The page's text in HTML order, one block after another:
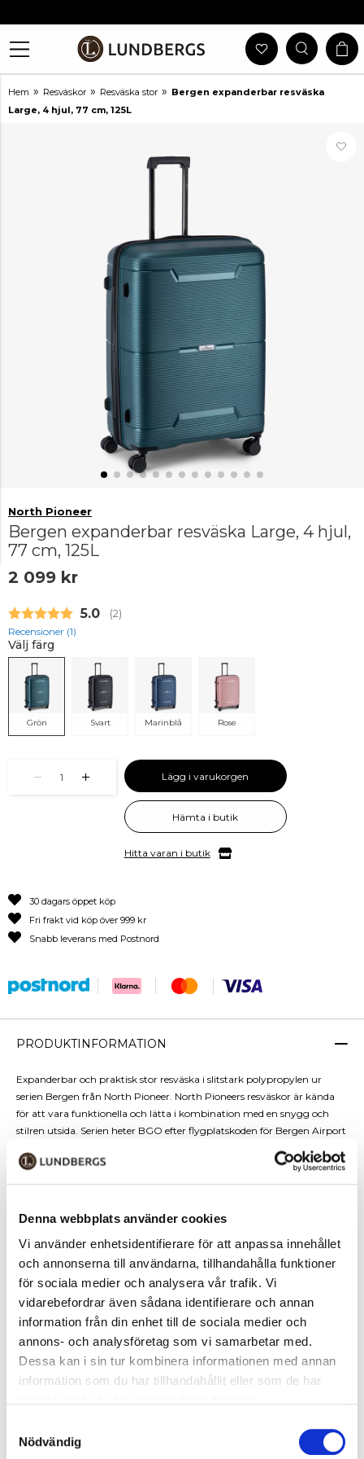
Denna webbplats använder cookies
Vi använder enhetsidentifierare för att anpassa innehållet
och annonserna till användarna, tillhandahålla funktioner
för sociala medier och analysera vår trafik. Vi
vidarebefordrar även sådana identifierare och annan
information från din enhet till de sociala medier och
annons- och analysföretag som vi samarbetar med.
Dessa kan i sin tur kombinera informationen med annan
information som du har tillhandahållit eller som de har
Nödvändig
Hem » Resväskor » Resväska stor » Bergen expanderbar resväska
Large, 4 hjul, 77 cm, 125L
North Pioneer
Bergen expanderbar resväska Large, 4 hjul,
77 cm, 125L
2 099 kr
Snittbetyg:
5.0 (röster:
2)
Recensioner (1)
Välj färg
Grön Svart Marinblå Rose
1 Lägg i varukorgen
Hämta i butik
Hitta varan i butik
30 dagars öppet köp
Fri frakt vid köp över 999 kr
Snabb leverans med Postnord
PRODUKTINFORMATION
Expanderbar och praktisk stor resväska i slitstark polypropylen ur
serien Bergen från North Pioneer. North Pioneers resväskor är kända
för att vara funktionella och lätta i kombination med en snygg och
stilren utsida. Serien heter BGO efter flygplatskoden för Bergen Airport
och alla tre storlekar i serien är expanderbara. Med sin nya typ av
stötdämpande hjulupphängning rullar väskan tyst och med minskade
vibrationer i handtaget.
Den räfflade ytan förstärker väskan mot stötar som kan uppstå under
Inuti har den praktiska blixtlåsfickor och ett elastiskt kryssband som
håller kläderna på plats.
Specifikationer
• TSA-kodlås
• 5 års garanti mot fabrikationsfel